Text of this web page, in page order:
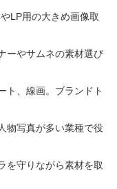
LP用の大きめ画像取
ーやサムネの素材選び
ト、線画。ブランドト
物写真が多い業種で役
を守りながら素材を取